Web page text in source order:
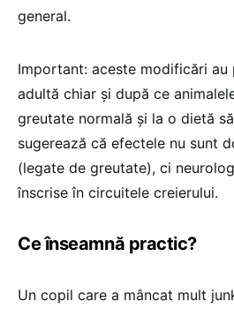
general.
Important: aceste modificări au
adultă chiar și după ce
greutate normală și la o dietă
sugerează că efectele nu sunt
(legate de greutate), ci
înscrise în circuitele creierului.
Ce înseamnă practic?
Un copil care a mâncat mult